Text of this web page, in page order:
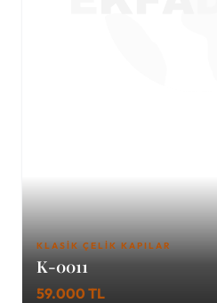
KLASIK ÇELIK KAPILAR
K-0011
59.000 TL